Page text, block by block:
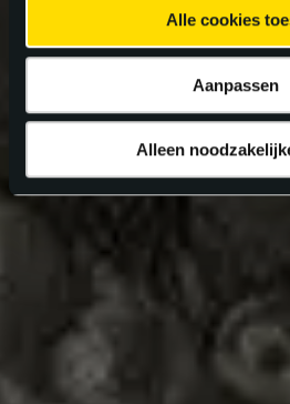
Alle cookies
Aanpassen
Alleen